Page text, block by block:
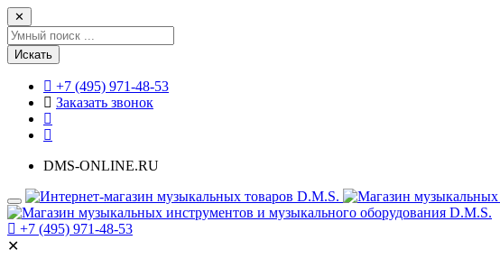
✕
Искать
+7 (495) 971-48-53
Заказать звонок
DMS-ONLINE.RU
+7 (495) 971-48-53
✕